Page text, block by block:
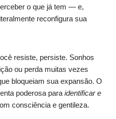
o que já tem — e,
reconfigura sua
resiste, persiste. Sonhos
ou perda muitas vezes
bloqueiam sua expansão. O
poderosa para identificar e
consciência e gentileza.